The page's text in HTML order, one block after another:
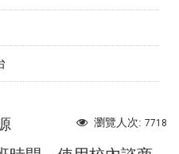
瀏覽人次: 7718